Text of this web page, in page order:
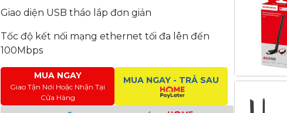
Giao diện USB tháo lắp đơn giản
Tốc độ kết nối mạng ethernet tối đa lên đến
100Mbps
MUA NGAY
Giao Tận Nơi Hoặc Nhận Tại
Cửa Hàng
MUA NGAY - TRẢ SAU